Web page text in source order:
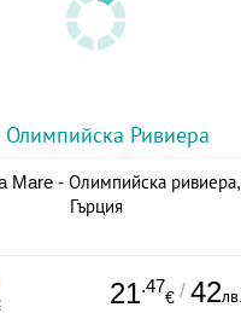
Олимпийска Ривиера
Mare - Олимпийска ривиера,
Гърция
21.47
€ / 42лв.